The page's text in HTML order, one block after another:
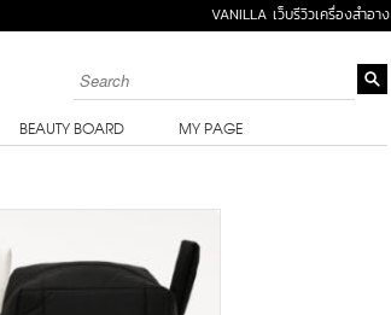
VANILLA เว็บรีวิวเครื่องสำอาง
BEAUTY BOARD MY PAGE